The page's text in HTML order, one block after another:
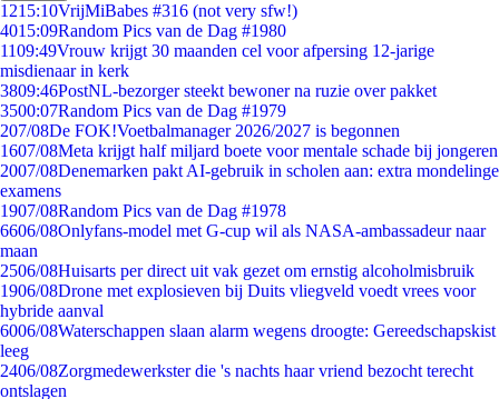
1215:10VrijMiBabes #316 (not very sfw!)
4015:09Random Pics van de Dag #1980
1109:49Vrouw krijgt 30 maanden cel voor afpersing 12-jarige
misdienaar in kerk
3809:46PostNL-bezorger steekt bewoner na ruzie over pakket
3500:07Random Pics van de Dag #1979
207/08De FOK!Voetbalmanager 2026/2027 is begonnen
1607/08Meta krijgt half miljard boete voor mentale schade bij jongeren
2007/08Denemarken pakt AI-gebruik in scholen aan: extra mondelinge
examens
1907/08Random Pics van de Dag #1978
6606/08Onlyfans-model met G-cup wil als NASA-ambassadeur naar
maan
2506/08Huisarts per direct uit vak gezet om ernstig alcoholmisbruik
1906/08Drone met explosieven bij Duits vliegveld voedt vrees voor
hybride aanval
6006/08Waterschappen slaan alarm wegens droogte: Gereedschapskist
leeg
2406/08Zorgmedewerkster die 's nachts haar vriend bezocht terecht
ontslagen